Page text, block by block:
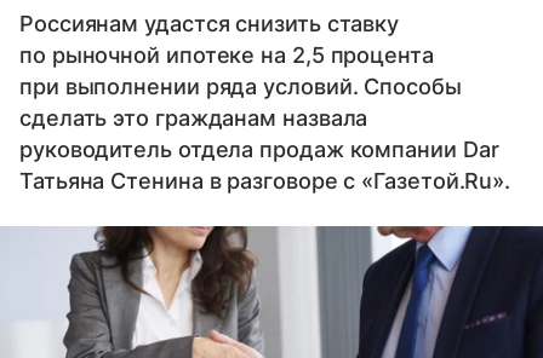
Россиянам удастся снизить ставку
по рыночной ипотеке на 2,5 процента
при выполнении ряда условий. Способы
сделать это гражданам назвала
руководитель отдела продаж компании Dar
Татьяна Стенина в разговоре с «Газетой.Ru».